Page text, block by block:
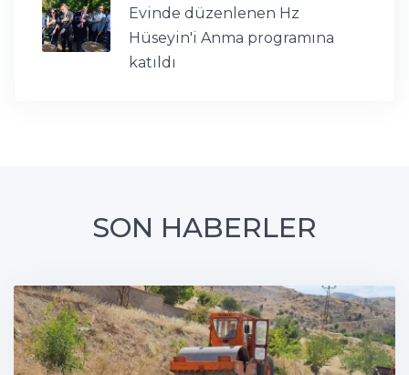
Evinde düzenlenen Hz
Hüseyin'i Anma programına
katıldı
SON HABERLER